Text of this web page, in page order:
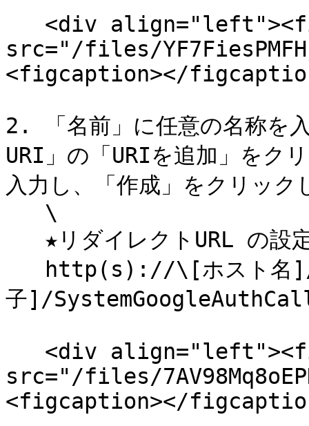
src="/files/
<figcaption></
2. 「名前」に任意の名称を
URI」の「URIを追加」をク
入力し、「作成」をクリッ
子]/
src="/files/
<figcaption></